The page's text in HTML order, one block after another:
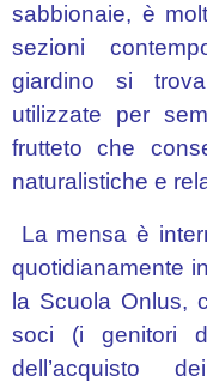
sabbionaie, è
sezioni
giardino si
utilizzate per
frutteto che
naturalistiche e
La mensa è
quotidianamente
la Scuola Onlus,
soci (i genitori
dell’acquisto